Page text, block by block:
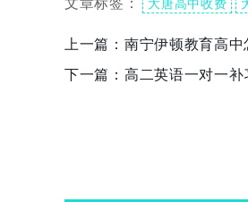
文章标签： 大唐高中收费
上一篇： 南宁伊顿教育高中
下一篇： 高二英语一对一补